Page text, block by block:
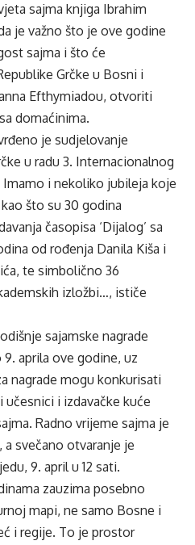
sajma knjiga Ibrahim
je važno što je ove godine
sajma i što će
Grčke u Bosni i
Efthymiadou, otvoriti
domaćinima.
je sudjelovanje
u radu 3. Internacionalnog
i nekoliko jubileja koje
što su 30 godina
časopisa ‘Dijalog’ sa
od rođenja Danila Kiša i
te simbolično 36
izložbi…, ističe
sajamske nagrade
aprila ove godine, uz
nagrade mogu konkurisati
učesnici i izdavačke kuće
Radno vrijeme sajma je
a svečano otvaranje je
9. april u 12 sati.
zauzima posebno
mapi, ne samo Bosne i
i regije. To je prostor